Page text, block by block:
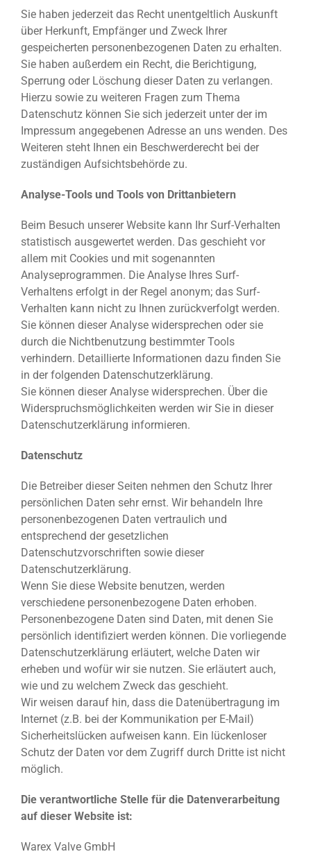
Sie haben jederzeit das Recht unentgeltlich Auskunft
über Herkunft, Empfänger und Zweck Ihrer
gespeicherten personenbezogenen Daten zu erhalten.
Sie haben außerdem ein Recht, die Berichtigung,
Sperrung oder Löschung dieser Daten zu verlangen.
Hierzu sowie zu weiteren Fragen zum Thema
Datenschutz können Sie sich jederzeit unter der im
Impressum angegebenen Adresse an uns wenden. Des
Weiteren steht Ihnen ein Beschwerderecht bei der
zuständigen Aufsichtsbehörde zu.
Analyse-Tools und Tools von Drittanbietern
Beim Besuch unserer Website kann Ihr Surf-Verhalten
statistisch ausgewertet werden. Das geschieht vor
allem mit Cookies und mit sogenannten
Analyseprogrammen. Die Analyse Ihres Surf-
Verhaltens erfolgt in der Regel anonym; das Surf-
Verhalten kann nicht zu Ihnen zurückverfolgt werden.
Sie können dieser Analyse widersprechen oder sie
durch die Nichtbenutzung bestimmter Tools
verhindern. Detaillierte Informationen dazu finden Sie
in der folgenden Datenschutzerklärung.
Sie können dieser Analyse widersprechen. Über die
Widerspruchsmöglichkeiten werden wir Sie in dieser
Datenschutzerklärung informieren.
Datenschutz
Die Betreiber dieser Seiten nehmen den Schutz Ihrer
persönlichen Daten sehr ernst. Wir behandeln Ihre
personenbezogenen Daten vertraulich und
entsprechend der gesetzlichen
Datenschutzvorschriften sowie dieser
Datenschutzerklärung.
Wenn Sie diese Website benutzen, werden
verschiedene personenbezogene Daten erhoben.
Personenbezogene Daten sind Daten, mit denen Sie
persönlich identifiziert werden können. Die vorliegende
Datenschutzerklärung erläutert, welche Daten wir
erheben und wofür wir sie nutzen. Sie erläutert auch,
wie und zu welchem Zweck das geschieht.
Wir weisen darauf hin, dass die Datenübertragung im
Internet (z.B. bei der Kommunikation per E-Mail)
Sicherheitslücken aufweisen kann. Ein lückenloser
Schutz der Daten vor dem Zugriff durch Dritte ist nicht
möglich.
Die verantwortliche Stelle für die Datenverarbeitung
auf dieser Website ist:
Warex Valve GmbH